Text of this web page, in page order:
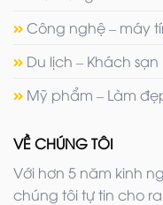
Công nghệ – máy
Du lịch – Khách sạn
Mỹ phẩm – Làm
VỀ CHÚNG TÔI
Với hơn 5 năm kinh
chúng tôi tự tin cho